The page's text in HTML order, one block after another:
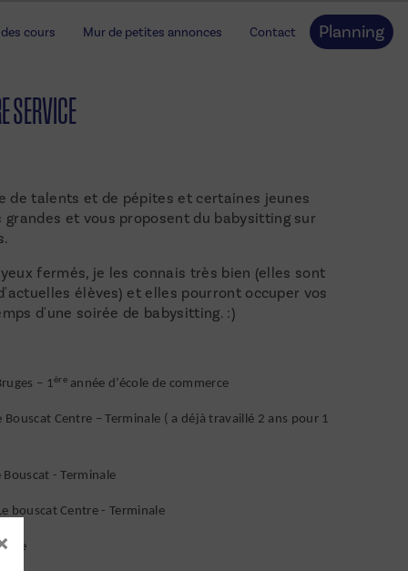
cours Mur de petites annonces Contact Planning
SERVICE
de talents et de pépites et certaines jeunes
grandes et vous proposent du babysitting sur
fermés, je les connais très bien (elles sont
élèves) et elles pourront occuper vos
d'une soirée de babysitting. :)
– 1èreannée d’école de commerce
Centre – Terminale ( a déjà travaillé 2 ans pour 1
- Terminale
bouscat Centre - Terminale